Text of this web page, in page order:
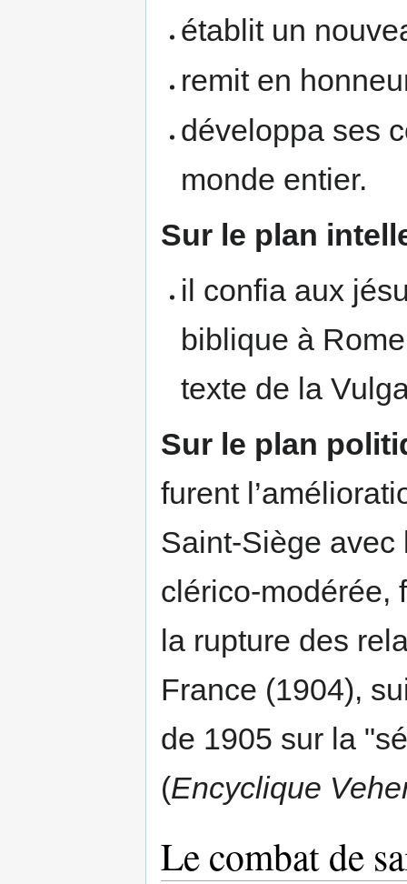
établit un
remit en
développa ses
monde entier.
Sur le plan
il confia aux
biblique à
texte de la
Sur le plan
furent
Saint-Siège avec
clérico-modérée,
la rupture des
France (1904),
de 1905 sur la
(Encyclique
Le combat de